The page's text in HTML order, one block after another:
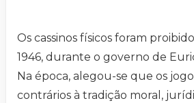
Os cassinos físicos foram
1946, durante o governo de
Na época, alegou-se que os
contrários à tradição moral,